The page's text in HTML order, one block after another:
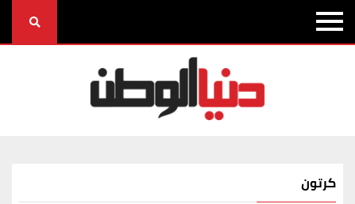
كرتون